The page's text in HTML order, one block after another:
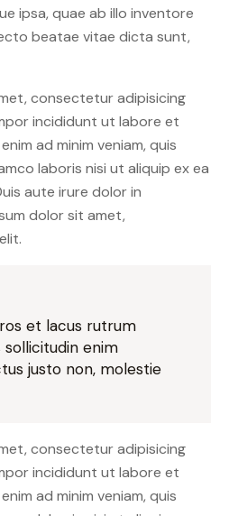
ipsa, quae ab illo inventore
beatae vitae dicta sunt,
consectetur adipisicing
incididunt ut labore et
ad minim veniam, quis
laboris nisi ut aliquip ex ea
aute irure dolor in
dolor sit amet,
et lacus rutrum
sollicitudin enim
justo non, molestie
consectetur adipisicing
incididunt ut labore et
ad minim veniam, quis